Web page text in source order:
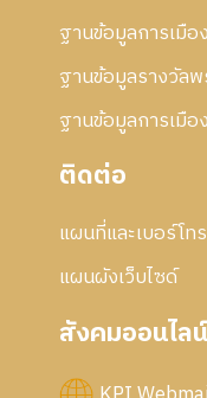
ฐานข้อมูลการเมื
ฐานข้อมูลรางวัลพ
ฐานข้อมูลการเมื
ติดต่อ
แผนที่และเบอร์โทร
แผนผังเว็บไซด์
สังคมออนไล